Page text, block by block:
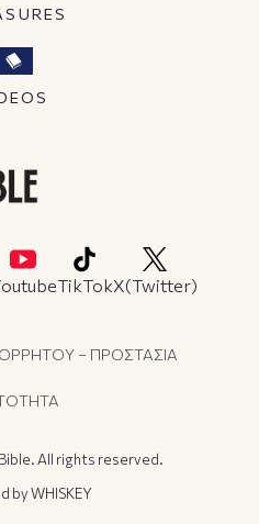
TikTokX(Twitter)
– ΠΡΟΣΤΑΣΙΑ
All rights reserved.
byWHISKEY